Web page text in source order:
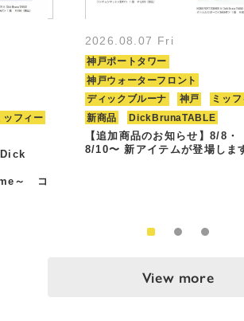
ッフィー
～ コ
2026.08.07 Fri
神戸ポートタワー
神戸ウォーターフロント
ディックブルーナ
神戸
ミッ
新商品
DickBrunaTABLE
【追加商品のお知らせ】8/8・
8/10〜 新アイテムが登場しま
View more